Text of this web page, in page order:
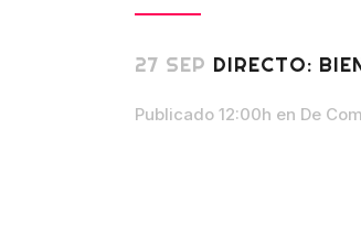
27 SEP DIRECTO:
Publicado 12:00h en De